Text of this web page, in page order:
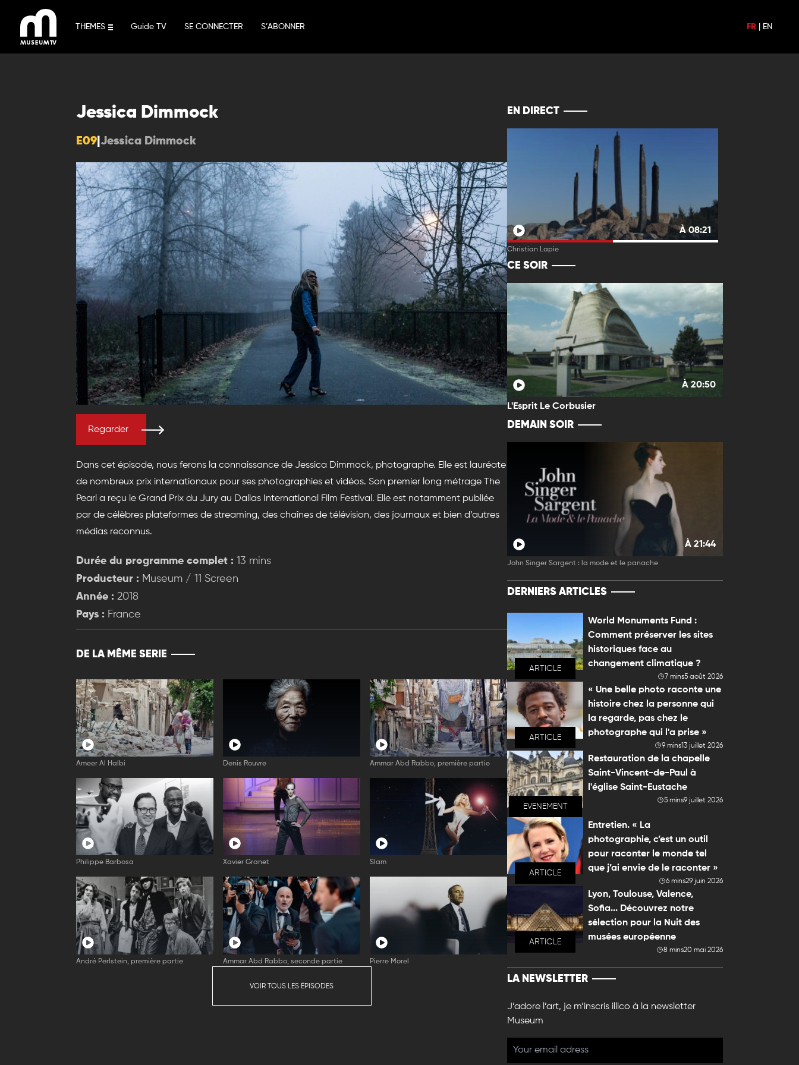
contenu
THEMES Guide TV SE CONNECTER S’ABONNER FR EN
Jessica Dimmock
E09 Jessica Dimmock
Regarder
Dans cet épisode, nous ferons la connaissance de Jessica Dimmock, photographe. Elle est lauréate
de nombreux prix internationaux pour ses photographies et vidéos. Son premier long métrage The
Pearl a reçu le Grand Prix du Jury au Dallas International Film Festival. Elle est notamment publiée
par de célèbres plateformes de streaming, des chaînes de télévision, des journaux et bien d’autres
médias reconnus.
Durée du programme complet : 13 mins
Producteur : Museum / 11 Screen
Année : 2018
Pays : France
DE LA MÊME SERIE
Ameer Al Halbi Denis Rouvre Ammar Abd Rabbo, première partie
Philippe Barbosa Xavier Granet Slam
André Perlstein, première partie Ammar Abd Rabbo, seconde partie Pierre Morel
VOIR TOUS LES ÉPISODES
EN DIRECT
À 08:21
Christian Lapie
CE SOIR
À 20:50
L'Esprit Le Corbusier
DEMAIN SOIR
À 21:44
John Singer Sargent : la mode et le panache
DERNIERS ARTICLES
ARTICLE
World Monuments Fund :
Comment préserver les sites
historiques face au
changement climatique ?
7 mins5 août 2026
ARTICLE
« Une belle photo raconte une
histoire chez la personne qui
la regarde, pas chez le
photographe qui l'a prise »
9 mins13 juillet 2026
EVENEMENT
Restauration de la chapelle
Saint-Vincent-de-Paul à
l'église Saint-Eustache
5 mins9 juillet 2026
ARTICLE
Entretien. « La
photographie, c’est un outil
pour raconter le monde tel
que j’ai envie de le raconter »
6 mins29 juin 2026
ARTICLE
Lyon, Toulouse, Valence,
Sofia... Découvrez notre
sélection pour la Nuit des
musées européenne
8 mins20 mai 2026
LA NEWSLETTER
J’adore l’art, je m’inscris illico à la newsletter
Museum